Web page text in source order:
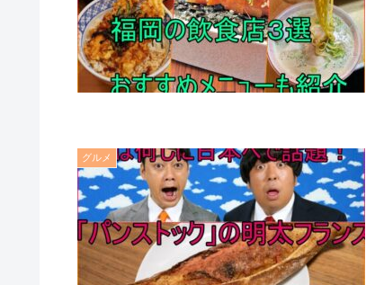
グルメ